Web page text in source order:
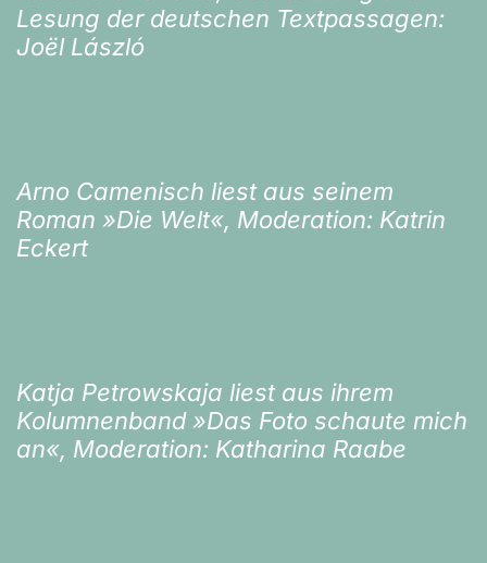
Lesung der deutschen Textpassagen:
Joël László
Arno Camenisch liest aus seinem
Roman »Die Welt«, Moderation: Katrin
Eckert
Katja Petrowskaja liest aus ihrem
Kolumnenband »Das Foto schaute mich
an«, Moderation: Katharina Raabe